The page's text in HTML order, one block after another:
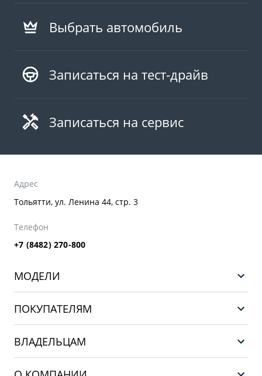
Выбрать автомобиль
Записаться на тест-драйв
Записаться на сервис
Адрес
Тольятти, ул. Ленина 44, стр. 3
Телефон
+7 (8482) 270-800
МОДЕЛИ
EX5
PREFACE
ПОКУПАТЕЛЯМ
ВЛАДЕЛЬЦАМ